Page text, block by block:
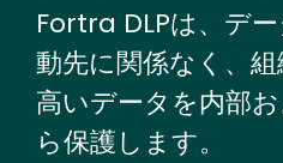
Fortra DLPは、デ
動先に関係なく、
高いデータを内部
ら保護します。